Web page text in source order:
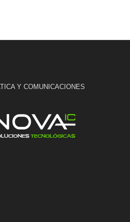
Y COMUNICACIONES